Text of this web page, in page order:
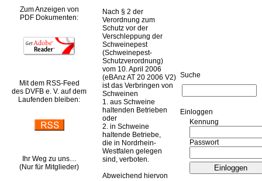
Zum Anzeigen von
PDF Dokumenten:
Mit dem RSS-Feed
des DVFB e. V. auf dem
Laufenden bleiben:
Ihr Weg zu uns…
(Nur für Mitglieder)
Nach § 2 der
Verordnung zum
Schutz vor der
Verschleppung der
Schweinepest
(Schweinepest-
Schutzverordnung)
vom 10. April 2006
(eBAnz AT 20 2006 V2)
ist das Verbringen von
Schweinen
1. aus Schweine
haltenden Betrieben
oder
2. in Schweine
haltende Betriebe,
die in Nordrhein-
Westfalen gelegen
sind, verboten.
Abweichend hiervon
Suche
Ein­log­gen
Kennung
Passwort